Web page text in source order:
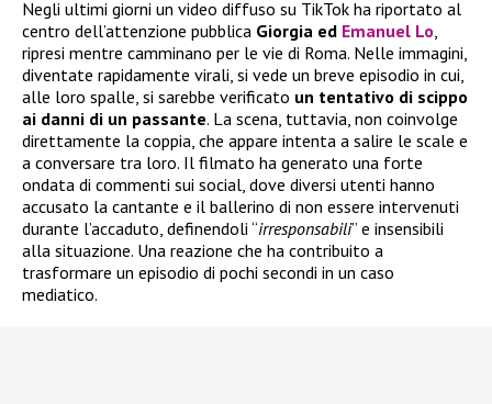
Negli ultimi giorni un video diffuso su TikTok ha riportato al
centro dell’attenzione pubblica Giorgia ed Emanuel Lo
ripresi mentre camminano per le vie di Roma. Nelle immagini,
diventate rapidamente virali, si vede un breve episodio in cui,
alle loro spalle, si sarebbe verificato un tentativo di scippo
ai danni di un passante. La scena, tuttavia, non coinvolge
direttamente la coppia, che appare intenta a salire le scale e
a conversare tra loro. Il filmato ha generato una forte
ondata di commenti sui social, dove diversi utenti hanno
accusato la cantante e il ballerino di non essere intervenuti
durante l’accaduto, definendoli “irresponsabili” e insensibili
alla situazione. Una reazione che ha contribuito a
trasformare un episodio di pochi secondi in un caso
mediatico.